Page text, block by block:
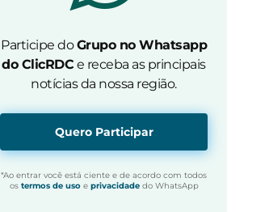
Participe doGrupo no Whatsapp
do ClicRDC e receba as principais
notícias da nossa região.
Quero Participar
*Ao entrar você está ciente e de acordo com todos
os termos de usoe privacidadedo WhatsApp